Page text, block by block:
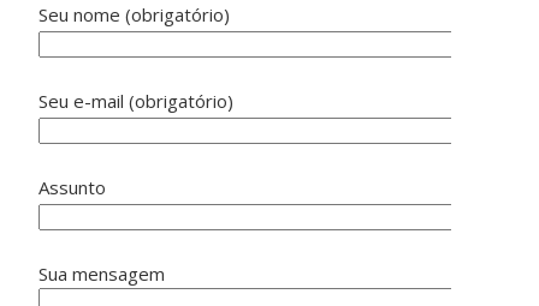
Seu nome (obrigatório)
Seu e-mail (obrigatório)
Assunto
Sua mensagem